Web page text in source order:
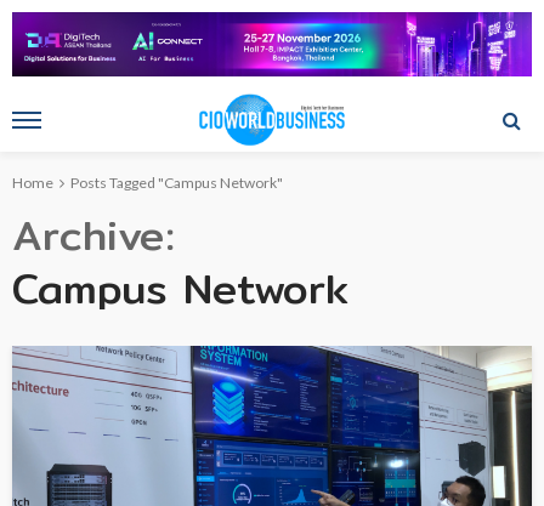
Home Posts Tagged "Campus Network"
Archive
Campus Network